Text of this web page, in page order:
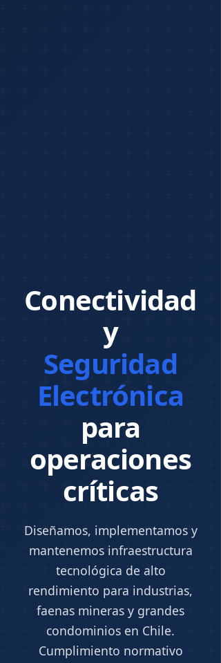
Conectividad
y
Seguridad
Electrónica
para
operaciones
críticas
Diseñamos, implementamos y
mantenemos infraestructura
tecnológica de alto
rendimiento para industrias,
faenas mineras y grandes
condominios en Chile.
Cumplimiento normativo